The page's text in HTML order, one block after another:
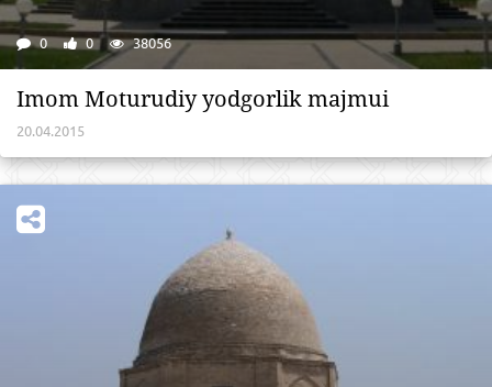
0 0 38056
Imom Moturudiy yodgorlik majmui
20.04.2015